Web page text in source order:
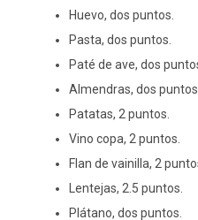
Huevo, dos puntos.
Pasta, dos puntos.
Paté de ave, dos
Almendras, dos
Patatas, 2 puntos.
Vino copa, 2 puntos.
Flan de vainilla, 2
Lentejas, 2.5 puntos.
Plátano, dos puntos.